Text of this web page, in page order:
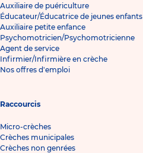
Auxiliaire de puériculture
Éducateur/Éducatrice de jeunes enfants
Auxiliaire petite enfance
Psychomotricien/Psychomotricienne
Agent de service
Infirmier/Infirmière en crèche
Nos offres d'emploi
Raccourcis
Micro-crèches
Crèches municipales
Crèches non genrées